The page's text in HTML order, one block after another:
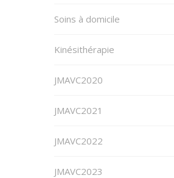
Soins à domicile
Kinésithérapie
JMAVC2020
JMAVC2021
JMAVC2022
JMAVC2023